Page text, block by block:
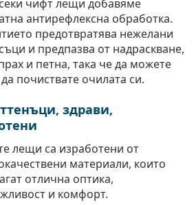
чифт лещи добавяме
антирефлексна обработка.
предотвратява нежелани
и предпазва от надраскване,
и петна, така че да можете
почиствате очилата си.
здрави,
лещи са изработени от
материали, които
отлична оптика,
и комфорт.